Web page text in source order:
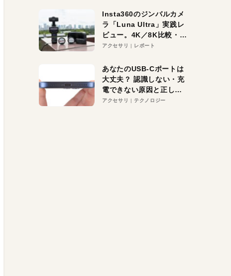
る未来はすぐそこ！
Insta360のジンバルカメ
ラ「Luna Ultra」実践レ
ビュー。4K／8K比較・ズ
ーム・夜間撮影をチェッ
アクセサリ レポート
あなたのUSB-Cポートは
大丈夫？ 認識しない・充
電できない原因と正しい
対策
アクセサリ テクノロジー